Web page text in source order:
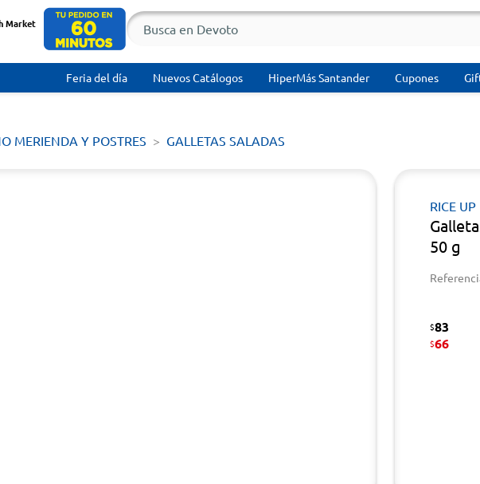
Market
Feria del día Nuevos Catálogos HiperMás Santander Cupones
MERIENDA Y POSTRES GALLETAS SALADAS
RICE UP
50 g
$83
$66